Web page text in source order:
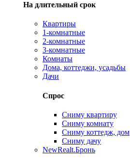
На длительный срок
Квартиры
1-комнатные
2-комнатные
3-комнатные
Комнаты
Дома, коттеджи, усадьбы
Дачи
Спрос
Сниму квартиру
Сниму комнату
Сниму коттедж, дом
Сниму дачу
NewRealt.Бронь